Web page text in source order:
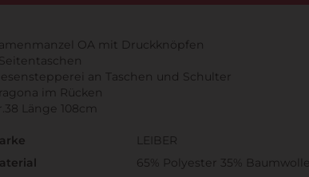
OA mit Druckknöpfen
an Taschen und Schulter
im Rücken
Länge 108cm
LEIBER
65% Polyester 35% Baumwolle